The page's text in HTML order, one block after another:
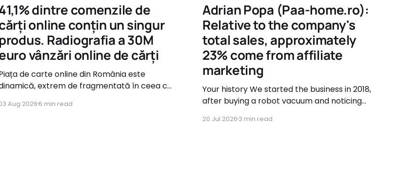
dintre comenzile de
online conțin un singur
Radiografia a 30M
vânzări online de cărți
de carte online din România este
extrem de fragmentată în ceea ce
foarte clare atunci când vine vorba
Aug 20266 min read
Adrian Popa (Paa-home.ro):
Relative to the company's
total sales, approximately
23% come from affiliate
marketing
Your history We started the business in 2018,
after buying a robot vacuum and noticing
available. That's when we asked ourselves if
20 Jul 20263 min read